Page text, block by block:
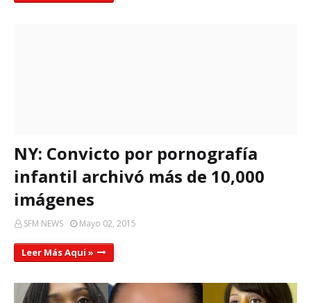
NY: Convicto por pornografía
infantil archivó más de 10,000
imágenes
SFM NEWS Mayo 02, 2015
Leer Más Aqui »